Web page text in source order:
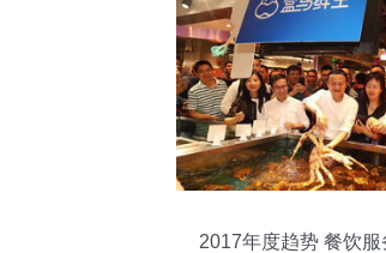
2017年度趋势 餐饮